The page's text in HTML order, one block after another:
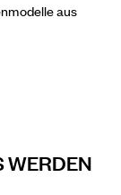
aus
WERDEN